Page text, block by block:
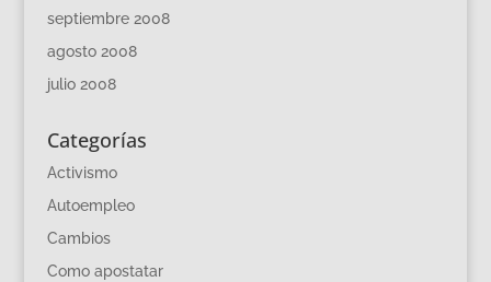
septiembre 2008
agosto 2008
julio 2008
Categorías
Activismo
Autoempleo
Cambios
Como apostatar